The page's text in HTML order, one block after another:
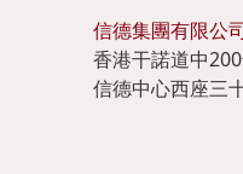
信德集團有限公
香港干諾道中
信德中心西座三